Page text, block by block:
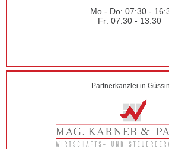
Mo - Do: 07:30 -
Fr: 07:30 - 13:30
Partnerkanzlei in